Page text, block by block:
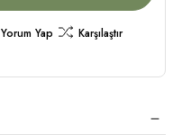
Yorum Yap
Karşılaştır